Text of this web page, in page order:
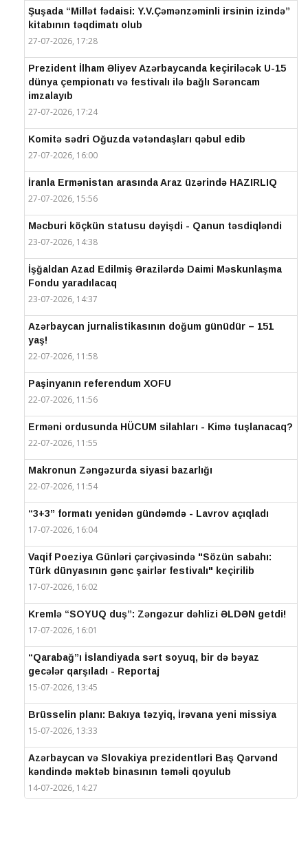
Şuşada “Millət fədaisi: Y.V.Çəmənzəminli irsinin izində”
kitabının təqdimatı olub
27-07-2026, 17:28
Prezident İlham Əliyev Azərbaycanda keçiriləcək U-15
dünya çempionatı və festivalı ilə bağlı Sərəncam
imzalayıb
27-07-2026, 17:24
Komitə sədri Oğuzda vətəndaşları qəbul edib
27-07-2026, 16:00
İranla Ermənistan arasında Araz üzərində HAZIRLIQ
27-07-2026, 15:56
Məcburi köçkün statusu dəyişdi - Qanun təsdiqləndi
23-07-2026, 14:38
İşğaldan Azad Edilmiş Ərazilərdə Daimi Məskunlaşma
Fondu yaradılacaq
23-07-2026, 14:37
Azərbaycan jurnalistikasının doğum günüdür – 151
yaş!
22-07-2026, 11:58
Paşinyanın referendum XOFU
22-07-2026, 11:56
Erməni ordusunda HÜCUM silahları - Kimə tuşlanacaq?
22-07-2026, 11:55
Makronun Zəngəzurda siyasi bazarlığı
22-07-2026, 11:54
“3+3” formatı yenidən gündəmdə - Lavrov açıqladı
17-07-2026, 16:04
Vaqif Poeziya Günləri çərçivəsində "Sözün sabahı:
Türk dünyasının gənc şairlər festivalı" keçirilib
17-07-2026, 16:02
Kremlə “SOYUQ duş”: Zəngəzur dəhlizi ƏLDƏN getdi!
17-07-2026, 16:01
“Qarabağ”ı İslandiyada sərt soyuq, bir də bəyaz
gecələr qarşıladı - Reportaj
15-07-2026, 13:45
Brüsselin planı: Bakıya təzyiq, İrəvana yeni missiya
15-07-2026, 13:33
Azərbaycan və Slovakiya prezidentləri Baş Qərvənd
kəndində məktəb binasının təməli qoyulub
14-07-2026, 14:27